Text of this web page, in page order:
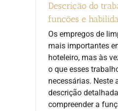
Descrição do
funções e
Os empregos de
mais importantes
hoteleiro, mas às
o que esses
necessárias. Neste
descrição
compreender a